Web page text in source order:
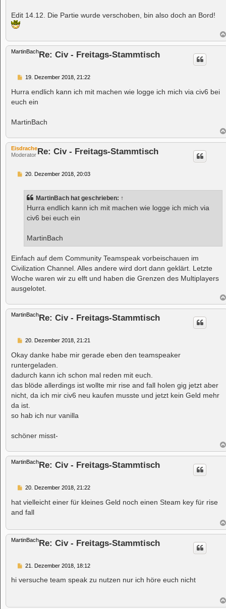
Edit 14.12. Die Partie wurde verschoben, bin also doch an Bord!
MartinBachRe: Civ - Freitags-Stammtisch
B
i
t
r
19. Dezember 2018, 21:22
Hurra endlich kann ich mit machen wie logge ich mich via civ6 bei
euch ein
MartinBach
Eisdrache
Moderator Re: Civ - Freitags-Stammtisch
B20. Dezember 2018, 20:03
MartinBach hat geschrieben: ↑
Hurra endlich kann ich mit machen wie logge ich mich via
civ6 bei euch ein
MartinBach
Einfach auf dem Community Teamspeak vorbeischauen im
Civilization Channel. Alles andere wird dort dann geklärt. Letzte
Woche waren wir zu elft und haben die Grenzen des Multiplayers
ausgelotet.
MartinBach Re: Civ - Freitags-Stammtisch
B
i
t
r
a
g
20. Dezember 2018, 21:21
Okay danke habe mir gerade eben den teamspeaker
runtergeladen.
dadurch kann ich schon mal reden mit euch.
das blöde allerdings ist wollte mir rise and fall holen gig jetzt aber
nicht, da ich mir civ6 neu kaufen musste und jetzt kein Geld mehr
da ist.
so hab ich nur vanilla
schöner misst-
MartinBachRe: Civ - Freitags-Stammtisch
B
i
t
20. Dezember 2018, 21:22
hat vielleicht einer für kleines Geld noch einen Steam key für rise
and fall
MartinBachRe: Civ - Freitags-Stammtisch
B
i
21. Dezember 2018, 18:12
hi versuche team speak zu nutzen nur ich höre euch nicht